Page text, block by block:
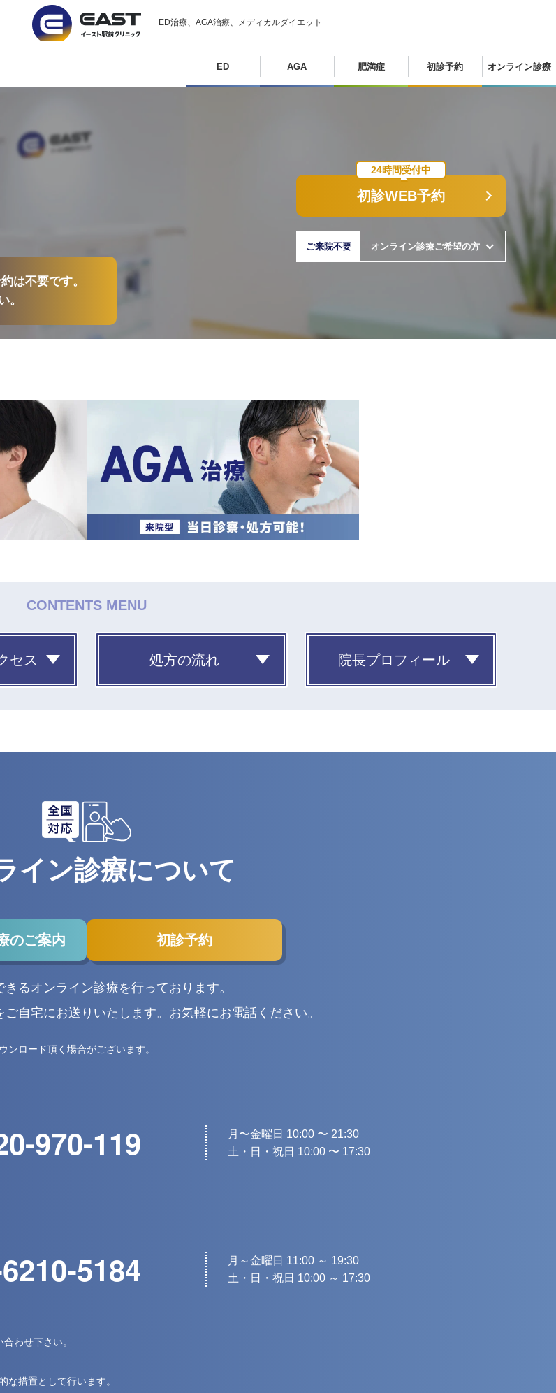
ED治療、AGA治療、 メディカルダイエット
ED AGA 肥満症 初診予約 オンライン診療
は不要です。
。
24時間受付中
初診WEB予約
ご来院不要 オンライン診療ご希望の方
CONTENTS MENU
セス 処方の流れ 院長プロフィール
イン診療について
のご案内 初診予約
るオンライン診療を行っております。
自宅にお送りいたします。お気軽にお電話ください。
ロード頂く場合がございます。
5184
月～金曜日 11:00 ～ 19:30
土・日・祝日 10:00 ～ 17:30
970-119
月〜金曜日 10:00 〜 21:30
土・日・祝日 10:00 〜 17:30
わせ下さい。
な措置として行います。